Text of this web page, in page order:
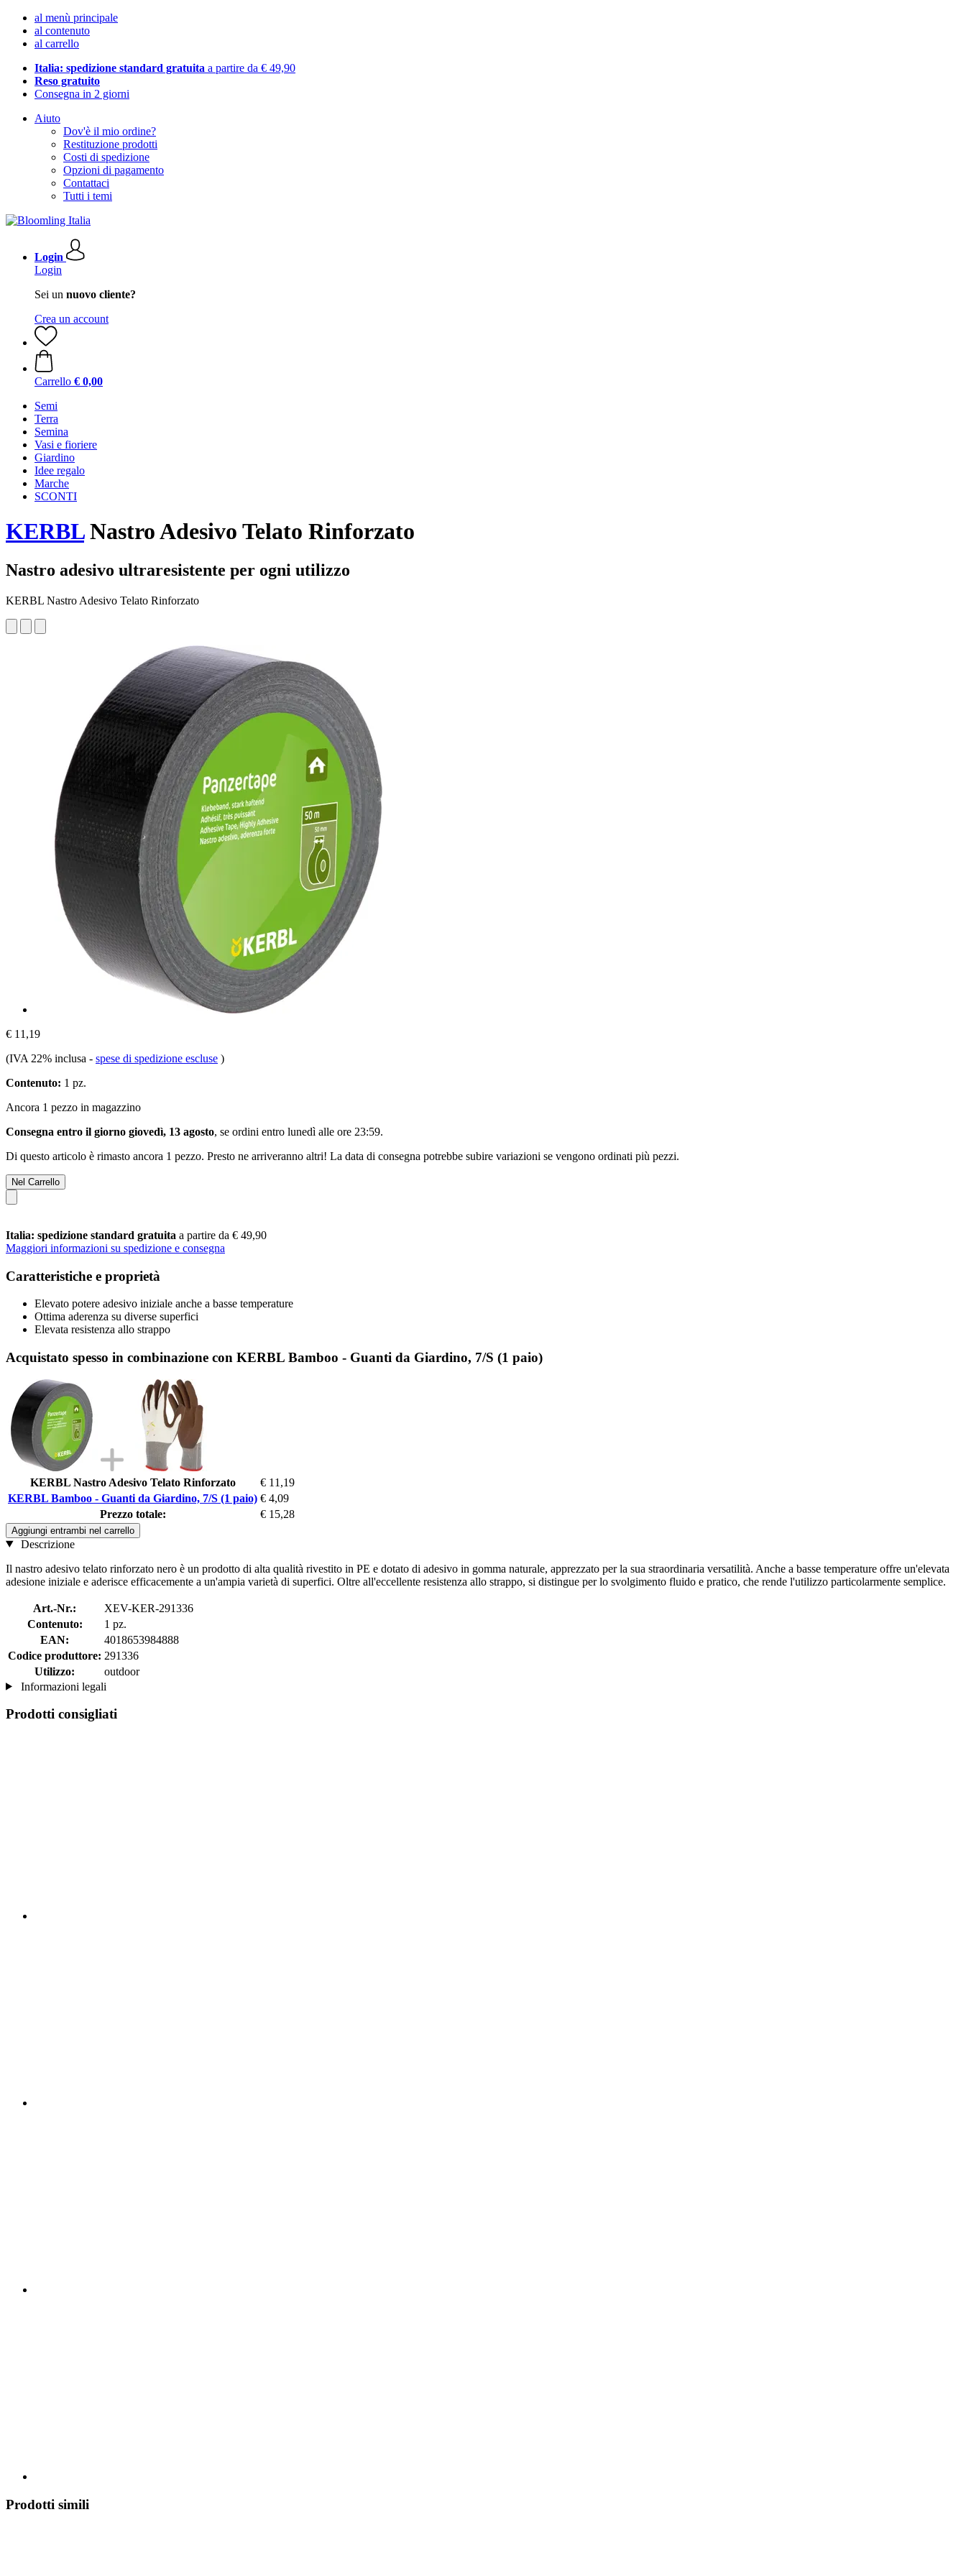
al menù principale
al contenuto
al carrello
Italia: spedizione standard gratuita a partire da € 49,90
Reso gratuito
Consegna in 2 giorni
Aiuto
Dov'è il mio ordine?
Restituzione prodotti
Costi di spedizione
Opzioni di pagamento
Contattaci
Tutti i temi
Login
Login
Sei un nuovo cliente?
Crea un account
Carrello € 0,00
Semi
Terra
Semina
Vasi e fioriere
Giardino
Idee regalo
Marche
SCONTI
KERBLNastro Adesivo Telato Rinforzato
Nastro adesivo ultraresistente per ogni utilizzo
KERBL Nastro Adesivo Telato Rinforzato
€ 11,19
(IVA 22% inclusa - spese di spedizione escluse )
Contenuto: 1 pz.
Ancora 1 pezzo in magazzino
Consegna entro il giorno giovedì, 13 agosto, se ordini entro lunedì alle ore 23:59.
Di questo articolo è rimasto ancora 1 pezzo. Presto ne arriveranno altri! La data di consegna potrebbe subire variazioni se vengono ordinati più pezzi.
Nel Carrello
Italia: spedizione standard gratuita a partire da € 49,90
Maggiori informazioni su spedizione e consegna
Caratteristiche e proprietà
Elevato potere adesivo iniziale anche a basse temperature
Ottima aderenza su diverse superfici
Elevata resistenza allo strappo
Acquistato spesso in combinazione con KERBL Bamboo - Guanti da Giardino, 7/S (1 paio)
KERBL Nastro Adesivo Telato Rinforzato
€ 11,19
KERBL Bamboo - Guanti da Giardino, 7/S (1 paio) € 4,09
Prezzo totale:
€ 15,28
Aggiungi entrambi nel carrello
Descrizione
Il nastro adesivo telato rinforzato nero è un prodotto di alta qualità rivestito in PE e dotato di adesivo in gomma naturale, apprezzato per la sua straordinaria versatilità. Anche a basse temperature offre un'elevata
adesione iniziale e aderisce efficacemente a un'ampia varietà di superfici. Oltre all'eccellente resistenza allo strappo, si distingue per lo svolgimento fluido e pratico, che rende l'utilizzo particolarmente semplice.
Art.-Nr.:
XEV-KER-291336
Contenuto:
1 pz.
EAN:
4018653984888
Codice produttore: 291336
Utilizzo:
outdoor
Informazioni legali
Prodotti consigliati
Prodotti simili